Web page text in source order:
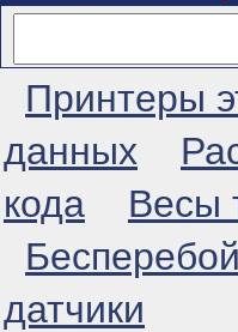
Принтеры
данных
кода
Весы
датчики